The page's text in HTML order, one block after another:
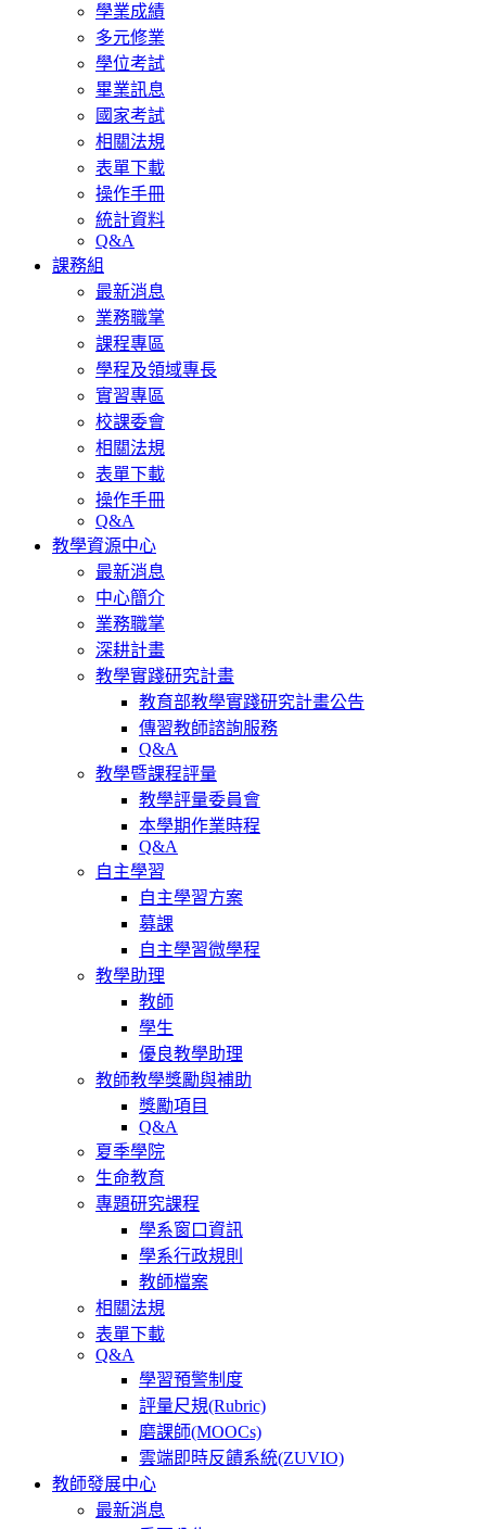
學業成績
多元修業
學位考試
畢業訊息
國家考試
相關法規
表單下載
操作手冊
統計資料
Q&A
課務組
最新消息
業務職掌
課程專區
學程及領域專長
實習專區
校課委會
相關法規
表單下載
操作手冊
Q&A
教學資源中心
最新消息
中心簡介
業務職掌
深耕計畫
教學實踐研究計畫
教育部教學實踐研究計畫公告
傳習教師諮詢服務
Q&A
教學暨課程評量
教學評量委員會
本學期作業時程
Q&A
自主學習
自主學習方案
募課
自主學習微學程
教學助理
教師
學生
優良教學助理
教師教學獎勵與補助
獎勵項目
Q&A
夏季學院
生命教育
專題研究課程
學系窗口資訊
學系行政規則
教師檔案
相關法規
表單下載
Q&A
學習預警制度
評量尺規(Rubric)
磨課師(MOOCs)
雲端即時反饋系統(ZUVIO)
教師發展中心
最新消息